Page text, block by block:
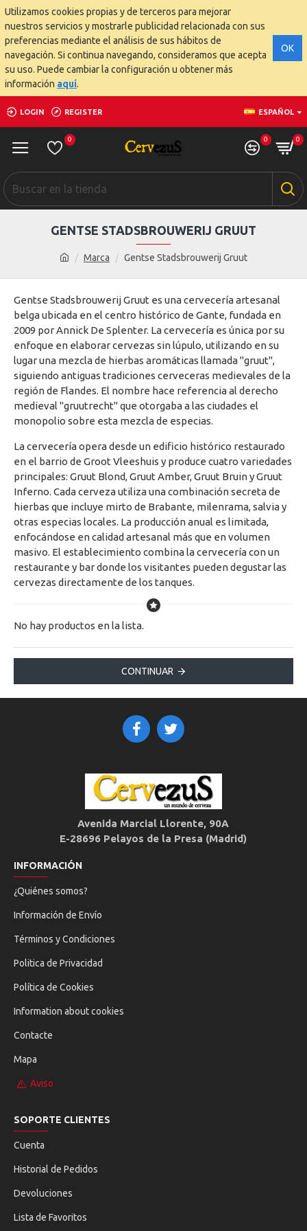
Utilizamos cookies propias y de terceros para mejorar
nuestros servicios y mostrarle publicidad relacionada con sus
preferencias mediante el análisis de sus hábitos de
navegación. Si continua navegando, consideramos que acepta
su uso. Puede cambiar la configuración u obtener más
información aquí.
OK
LOGIN REGISTER ESPAÑOL
0 0 0
Marca Gentse Stadsbrouwerij Gruut
GENTSE STADSBROUWERIJ GRUUT
Gentse Stadsbrouwerij Gruut es una cervecería artesanal
belga ubicada en el centro histórico de Gante, fundada en
2009 por Annick De Splenter. La cervecería es única por su
enfoque en elaborar cervezas sin lúpulo, utilizando en su
lugar una mezcla de hierbas aromáticas llamada "gruut",
siguiendo antiguas tradiciones cerveceras medievales de la
región de Flandes. El nombre hace referencia al derecho
medieval "gruutrecht" que otorgaba a las ciudades el
monopolio sobre esta mezcla de especias.
La cervecería opera desde un edificio histórico restaurado
en el barrio de Groot Vleeshuis y produce cuatro variedades
principales: Gruut Blond, Gruut Amber, Gruut Bruin y Gruut
Inferno. Cada cerveza utiliza una combinación secreta de
hierbas que incluye mirto de Brabante, milenrama, salvia y
otras especias locales. La producción anual es limitada,
enfocándose en calidad artesanal más que en volumen
masivo. El establecimiento combina la cervecería con un
restaurante y bar donde los visitantes pueden degustar las
cervezas directamente de los tanques.
No hay productos en la lista.
CONTINUAR
Avenida Marcial Llorente, 90A
E-28696 Pelayos de la Presa (Madrid)
INFORMACIÓN
¿Quiénes somos?
Información de Envío
Términos y Condiciones
Politica de Privacidad
Política de Cookies
Information about cookies
Contacte
Mapa
Aviso
SOPORTE CLIENTES
Cuenta
Historial de Pedidos
Devoluciones
Lista de Favoritos